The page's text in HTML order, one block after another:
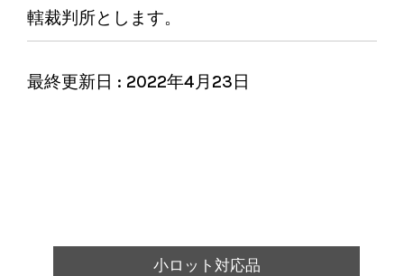
小ロット対応品
轄裁判所とします。
最終更新日 : 2022年4月23日